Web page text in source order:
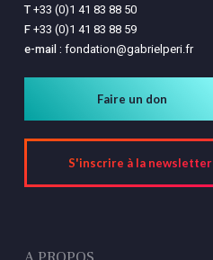
T+33 (0)1 41 83 88 50
F+33 (0)1 41 83 88 59
e-mail : fondation@gabrielperi.fr
Faire un don
S'inscrire à la newsletter